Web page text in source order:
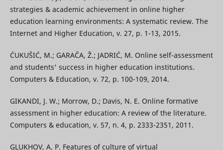
strategies & academic achievement in online higher
education learning environments: A systematic review. The
Internet and Higher Education, v. 27, p. 1-13, 2015.
ĆUKUŠIĆ, M.; GARAČA, Ž.; JADRIĆ, M. Online self-assessment
and students' success in higher education institutions.
Computers & Education, v. 72, p. 100-109, 2014.
GIKANDI, J. W.; Morrow, D.; Davis, N. E. Online formative
assessment in higher education: A review of the literature.
Computers & education, v. 57, n. 4, p. 2333-2351, 2011.
GLUKHOV, A. P. Features of culture of virtual